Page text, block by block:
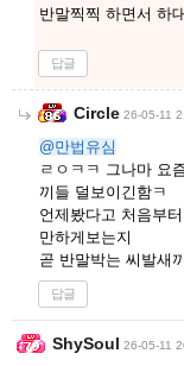
반말찍찍 하면서 하
답글
Circle 26-05-11
@만법유심
ㄹㅇㅋㅋ 그나마 요
끼들 덜보이긴함ㅋ
언제봤다고 처음부
만하게보는지
곧 반말박는 씨발새
답글
ShySoul 26-05-11